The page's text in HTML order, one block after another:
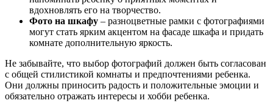
вдохновлять его на творчество.
Фото на шкафу – разноцветные рамки с фотографиями
могут стать ярким акцентом на фасаде шкафа и придать
комнате дополнительную яркость.
Не забывайте, что выбор фотографий должен быть согласован
с общей стилистикой комнаты и предпочтениями ребенка.
Они должны приносить радость и положительные эмоции и
обязательно отражать интересы и хобби ребенка.